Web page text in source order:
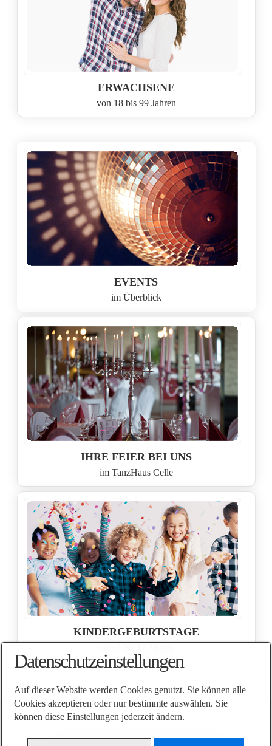
ERWACHSENE
von 18 bis 99 Jahren
EVENTS
im Überblick
IHRE FEIER BEI UNS
im TanzHaus Celle
KINDERGEBURTSTAGE
Datenschutzeinstellungen
Auf dieser Website werden Cookies genutzt. Sie können alle
Cookies akzeptieren oder nur bestimmte auswählen. Sie
können diese Einstellungen jederzeit ändern.